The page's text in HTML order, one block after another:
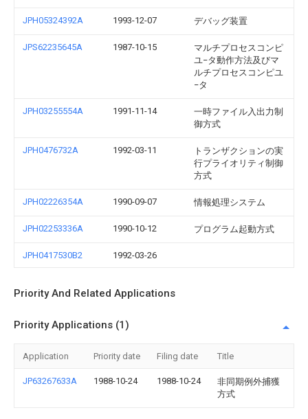
JPH05324392A 1993-12-07 デバッグ装置
JPS62235645A 1987-10-15
マルチプロセスコンピ
ユ−タ動作方法及びマ
ルチプロセスコンピユ
−タ
JPH03255554A 1991-11-14
一時ファイル入出力制
御方式
JPH0476732A 1992-03-11
トランザクションの実
行プライオリティ制御
方式
JPH02226354A 1990-09-07 情報処理システム
JPH02253336A 1990-10-12 プログラム起動方式
JPH0417530B2 1992-03-26
Priority And Related Applications
Priority Applications (1)
Application Priority date Filing date Title
JP63267633A 1988-10-24 1988-10-24
非同期例外捕獲
方式